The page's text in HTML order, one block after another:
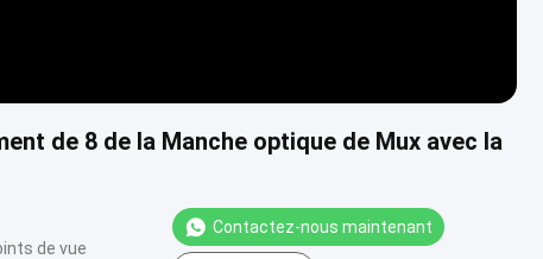
de 8 de la Manche optique de Mux avec la
de vue
Contactez-nous maintenant